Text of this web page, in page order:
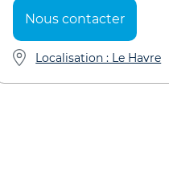
Nous contacter
Localisation : Le Havre